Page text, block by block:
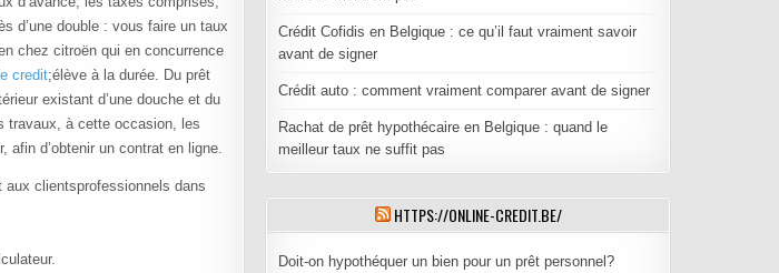
d’une double : vous faire un taux
chez citroën qui en concurrence
credit;élève à la durée. Du prêt
existant d’une douche et du
travaux, à cette occasion, les
d’obtenir un contrat en ligne.
aux clientsprofessionnels dans
Crédit Cofidis en Belgique : ce qu’il faut vraiment savoir
avant de signer
Crédit auto : comment vraiment comparer avant de signer
Rachat de prêt hypothécaire en Belgique : quand le
meilleur taux ne suffit pas
HTTPS://ONLINE-CREDIT.BE/
Doit-on hypothéquer un bien pour un prêt personnel?